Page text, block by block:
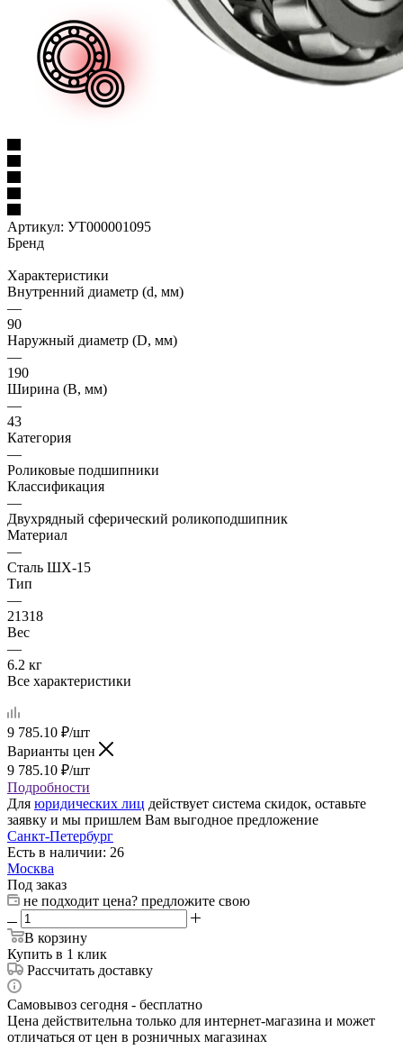
Артикул: УТ000001095
Бренд
Характеристики
Внутренний диаметр (d, мм)
—
90
Наружный диаметр (D, мм)
—
190
Ширина (B, мм)
—
43
Категория
—
Роликовые подшипники
Классификация
—
Двухрядный сферический роликоподшипник
Материал
—
Сталь ШХ-15
Тип
—
21318
Вес
—
6.2 кг
Все характеристики
9 785.10 ₽/шт
Варианты цен
9 785.10 ₽/шт
Подробности
Для юридических лиц действует система скидок, оставьте
заявку и мы пришлем Вам выгодное предложение
Санкт-Петербург
Есть в наличии: 26
Москва
Под заказ
не подходит цена? предложите свою
В корзину
Купить в 1 клик
Рассчитать доставку
Самовывоз сегодня - бесплатно
Цена действительна только для интернет-магазина и может
отличаться от цен в розничных магазинах